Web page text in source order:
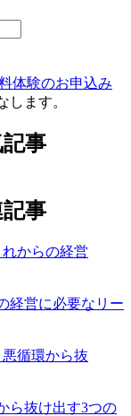
体験のお申込み
します。
事
事
経営に必要なリー
ら抜け出す3つの